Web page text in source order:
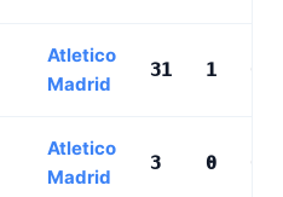
Atletico
Madrid
31 1
Atletico
Madrid
3 0